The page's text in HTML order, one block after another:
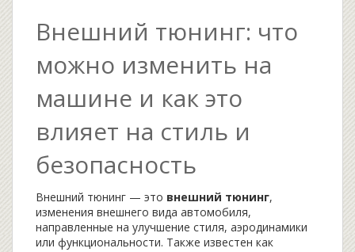
Внешний тюнинг: что
можно изменить на
машине и как это
влияет на стиль и
безопасность
Внешний тюнинг — это внешний тюнинг,
изменения внешнего вида автомобиля,
направленные на улучшение стиля, аэродинамики
или функциональности. Также известен как